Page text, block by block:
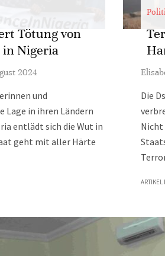
Tötung von
Nigeria
2024
und
Lage in ihren Ländern
entlädt sich die Wut in
geht mit aller Härte
Die
Nicht
ARTIKEL